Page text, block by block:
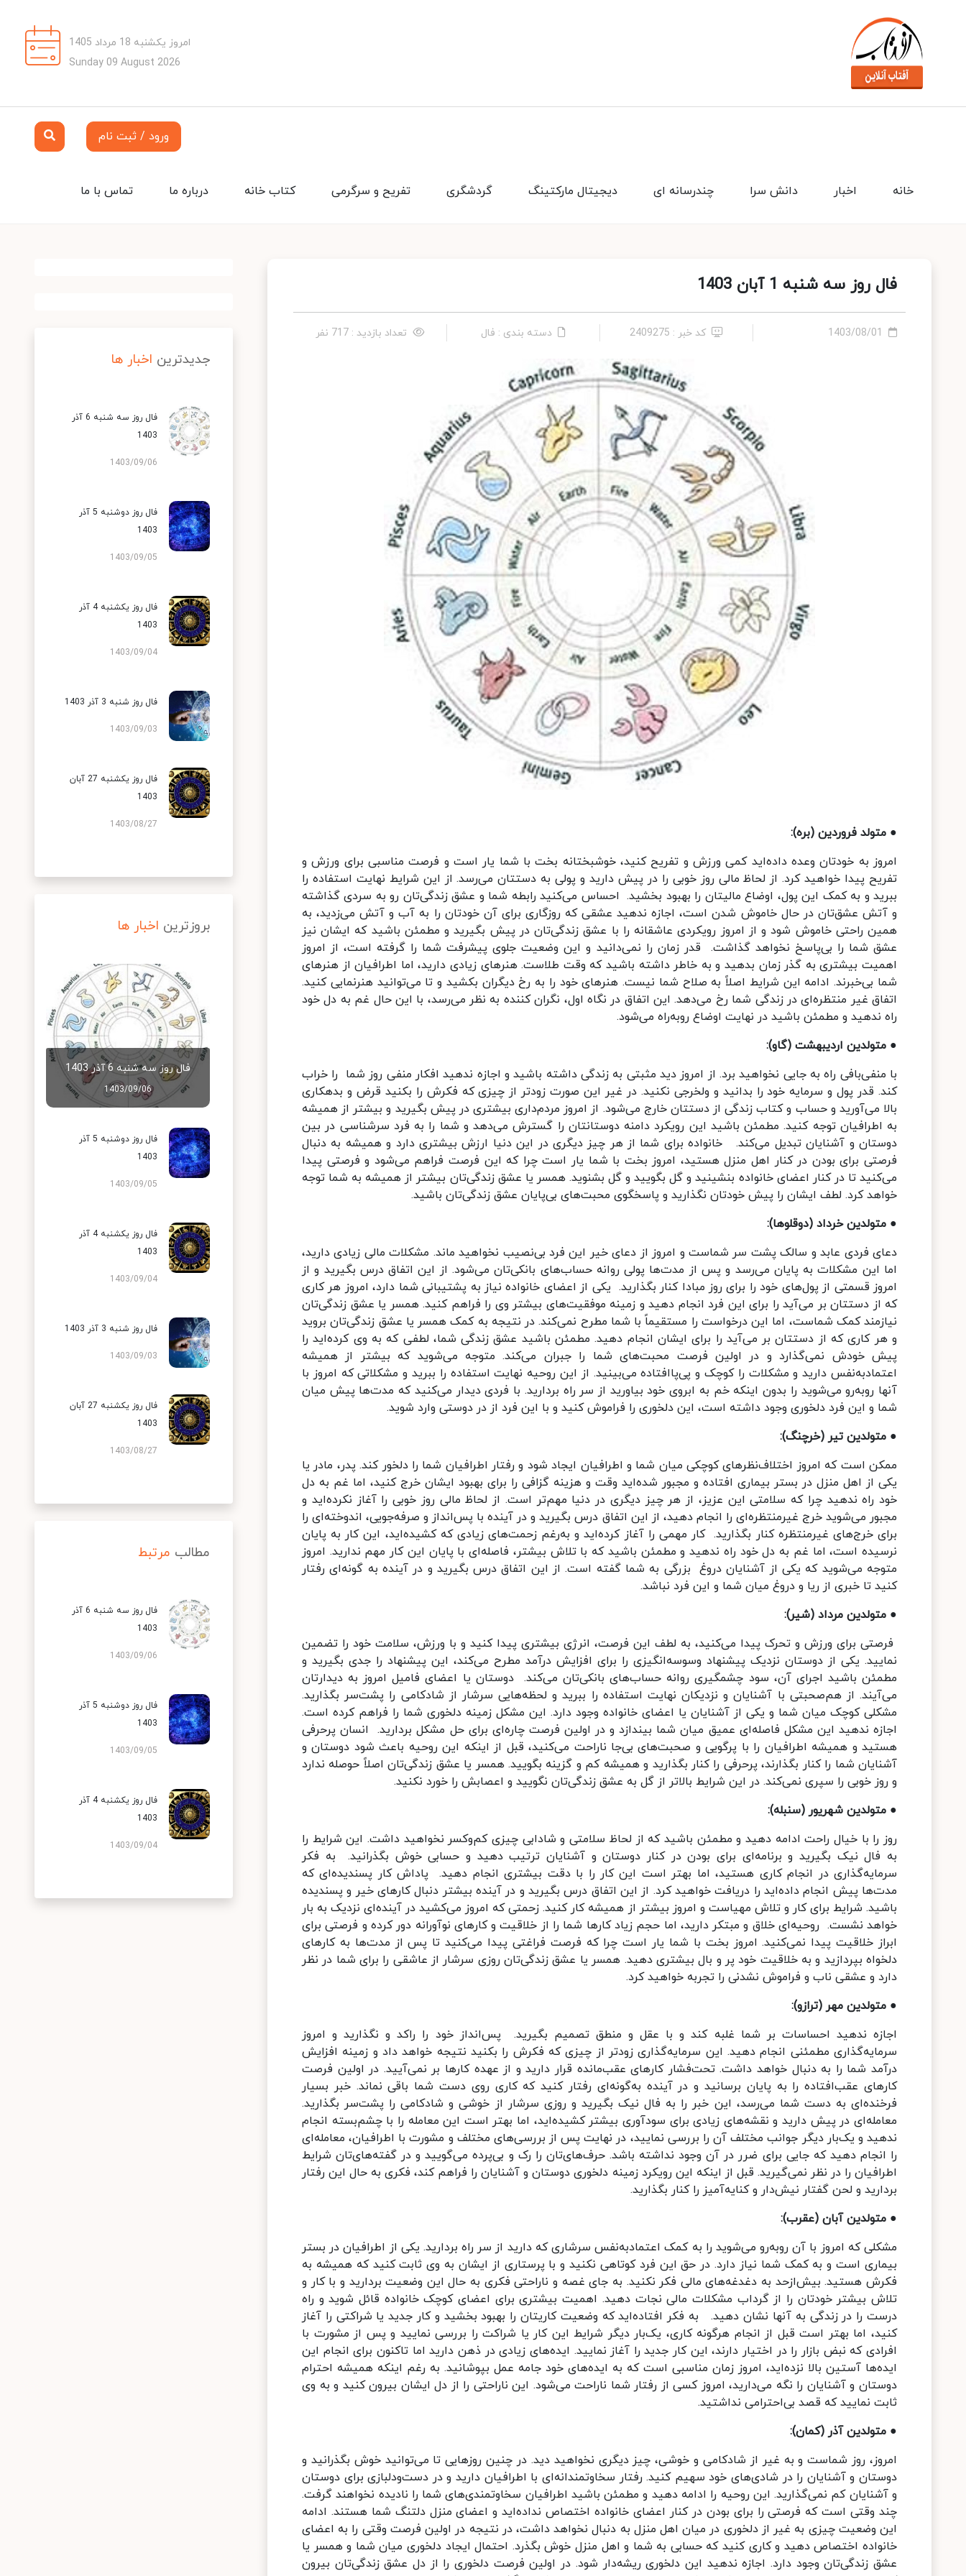
امروز یکشنبه 18 مرداد 1405
Sunday 09 August 2026
ورود / ثبت نام
تماس با ما درباره ما کتاب خانه تفریح و سرگرمی گردشگری دیجیتال مارکتینگ چندرسانه ای دانش سرا اخبار خانه
فال روز سه شنبه 1 آبان 1403
1403/08/01 کد خبر : 2409275 دسته بندی : فال تعداد بازدید : 717 نفر
● متولد فروردین (بره):
امروز به خودتان وعده داده‌اید کمی ورزش و تفریح کنید، خوشبختانه بخت با شما یار است و فرصت مناسبی برای ورزش و
تفریح پیدا خواهید کرد. از لحاظ مالی روز خوبی را در پیش دارید و پولی به دستتان می‌رسد. از این شرایط نهایت استفاده را
ببرید و به کمک این پول، اوضاع مالیتان را بهبود بخشید. احساس می‌‌کنید رابطه شما و عشق ‌زندگی‌تان رو به سردی گذاشته
و آتش عشق‌تان در حال خاموش شدن است، اجازه ندهید عشقی که روزگاری برای آن خودتان را به آب و آتش می‌زدید، به
همین راحتی خاموش شود و از امروز رویکردی عاشقانه را با عشق‌ زندگی‌تان در پیش بگیرید و مطمئن باشید که ایشان نیز
عشق شما را بی‌پاسخ نخواهد گذاشت. قدر زمان را نمی‌دانید و این وضعیت جلوی پیشرفت شما را گرفته است، از امروز
اهمیت بیشتری به گذر زمان بدهید و به خاطر داشته باشید که وقت طلاست. هنرهای زیادی دارید، اما اطرافیان از هنرهای
شما بی‌خبرند. ادامه این شرایط اصلاً به صلاح شما نیست. هنرهای خود را به رخ دیگران بکشید و تا می‌توانید هنرنمایی کنید.
اتفاق غیر منتظره‌ای در زندگی شما رخ می‌دهد. این اتفاق در نگاه اول، نگران کننده به نظر می‌رسد، با این حال غم به دل خود
راه ندهید و مطمئن باشید در نهایت اوضاع روبه‌راه می‌شود.
● متولدین اردیبهشت (گاو):
با منفی‌بافی راه به جایی نخواهید برد. از امروز دید مثبتی به زندگی داشته باشید و اجازه ندهید افکار منفی روز شما را خراب
کند. قدر پول و سرمایه‌ خود را بدانید و ولخرجی نکنید. در غیر این صورت زودتر از چیزی که فکرش را بکنید قرض و بدهکاری
بالا می‌آورید و حساب و کتاب زندگی از دستتان خارج می‌شود. از امروز مردم‌داری بیشتری در پیش بگیرید و بیشتر از همیشه
به اطرافیان توجه کنید. مطمئن باشید این رویکرد دامنه دوستانتان را گسترش می‌دهد و شما را به فرد سرشناسی در بین
دوستان و آشنایان تبدیل می‌کند. خانواده برای شما از هر چیز دیگری در این دنیا ارزش بیشتری دارد و همیشه به دنبال
فرصتی برای بودن در کنار اهل منزل هستید، امروز بخت با شما یار است چرا که این فرصت فراهم می‌شود و فرصتی پیدا
می‌کنید تا در کنار اعضای خانواده بنشینید و گل‌ بگویید و گل بشنوید. همسر یا عشق ‌زندگی‌تان بیشتر از همیشه به شما توجه
خواهد کرد. لطف ایشان را پیش خودتان نگذارید و پاسخگوی محبت‌های بی‌پایان عشق زندگی‌تان باشید.
● متولدین خرداد (دوقلوها):
دعای فردی عابد و سالک پشت‌ سر شماست و امروز از دعای خیر این فرد بی‌نصیب نخواهید ماند. مشکلات مالی زیادی دارید،
اما این مشکلات به پایان می‌رسد و پس از مدت‌ها پولی روانه حساب‌های بانکی‌تان می‌شود. از این اتفاق درس بگیرید و از
امروز قسمتی از پول‌های خود را برای روز مبادا کنار بگذارید. یکی از اعضای خانواده نیاز به پشتیبانی شما دارد، امروز هر کاری
که از دستتان بر می‌آید را برای این فرد انجام دهید و زمینه موفقیت‌های بیشتر وی را فراهم کنید. همسر یا عشق زندگی‌تان
نیازمند کمک شماست، اما این درخواست را مستقیماً با شما مطرح نمی‌کند. در نتیجه به کمک همسر یا عشق زندگی‌تان بروید
و هر کاری که از دستتان بر می‌آید را برای ایشان انجام دهید. مطمئن باشید عشق زندگی شما‌، لطفی که به وی کرده‌اید را
پیش خودش نمی‌گذارد و در اولین فرصت محبت‌های شما را جبران می‌کند. متوجه می‌شوید که بیشتر از همیشه
اعتماد‌به‌نفس دارید و مشکلات را کوچک‌ و پی‌پاافتاده می‌بینید. از این روحیه نهایت استفاده را ببرید و مشکلاتی که امروز با
آنها روبه‌رو می‌شوید را بدون اینکه خم به ابروی خود بیاورید از سر راه بردارید. با فردی دیدار می‌کنید که مدت‌ها پیش میان
شما و این فرد دلخوری وجود داشته است، این دلخوری را فراموش کنید و با این فرد از در دوستی وارد شوید.
● متولدین تیر (خرچنگ):
ممکن است که امروز اختلاف‌‌نظرهای کوچکی میان شما و اطرافیان ایجاد شود و رفتار اطرافیان شما را دلخور کند. پدر، مادر یا
یکی از اهل منزل در بستر بیماری افتاده و مجبور شده‌اید وقت و هزینه گزافی را برای بهبود ایشان خرج کنید، اما غم به دل
خود راه ندهید چرا که سلامتی این عزیز، از هر چیز دیگری در دنیا مهم‌تر است. از لحاظ مالی روز خوبی را آغاز نکرده‌اید و
مجبور می‌شوید خرج غیرمنتظره‌ای را انجام دهید، از این اتفاق درس بگیرید و در آینده با پس‌انداز و صرفه‌جویی، اندوخته‌ای را
برای خرج‌های غیرمنتظره کنار بگذارید. کار مهمی را آغاز کرده‌اید و به‌رغم زحمت‌های زیادی که کشیده‌اید، این کار به پایان
نرسیده است، اما غم به دل خود راه ندهید و مطمئن باشید که با تلاش بیشتر، فاصله‌ای با پایان این کار مهم ندارید. امروز
متوجه می‌شوید که یکی از آشنایان دروغ بزرگی به شما گفته ‌است. از این اتفاق درس بگیرید و در آینده به گونه‌ای رفتار
کنید تا خبری از ریا و دروغ میان شما و این فرد نباشد.
● متولدین مرداد (شیر):
فرصتی برای ورزش و تحرک پیدا می‌کنید، به لطف این فرصت، انرژی بیشتری پیدا کنید و با ورزش، سلامت خود را تضمین
نمایید. یکی از دوستان نزدیک پیشنهاد وسوسه‌‌انگیزی را برای افزایش درآمد مطرح می‌کند، این پیشنهاد را جدی بگیرید و
مطمئن باشید اجرای آن، سود چشمگیری روانه حساب‌های بانکی‌تان می‌کند. دوستان یا اعضای فامیل امروز به دیدارتان
می‌آیند. از هم‌‌صحبتی با آشنایان و نزدیکان نهایت استفاده را ببرید و لحظه‌هایی سرشار از شادکامی را پشت‌سر بگذارید.
مشکلی کوچک میان شما و یکی از آشنایان یا اعضای خانواده وجود دارد. این مشکل زمینه دلخوری شما را فراهم کرده است.
اجازه ندهید این مشکل فاصله‌ای عمیق میان شما بیندازد و در اولین فرصت چاره‌ای برای حل مشکل بردارید. انسان پرحرفی
هستید و همیشه اطرافیان را با پرگویی و صحبت‌های بی‌جا ناراحت می‌کنید، قبل از اینکه این روحیه باعث شود دوستان و
آشنایان شما را کنار بگذارند، پرحرفی را کنار بگذارید و همیشه کم و گزینه بگویید. همسر یا عشق زندگی‌تان اصلاً حوصله ندارد
و روز خوبی را سپری نمی‌کند. در این شرایط بالاتر از گل به عشق زندگی‌تان نگویید و اعصابش را خورد نکنید.
● متولدین شهریور (سنبله):
روز را با خیال راحت ادامه دهید و مطمئن باشید که از لحاظ سلامتی و شادابی چیزی کم‌وکسر نخواهید داشت. این شرایط را
به فال نیک بگیرید و برنامه‌‌ای برای بودن در کنار دوستان و آشنایان ترتیب دهید و حسابی خوش‌ بگذرانید. به فکر
سرمایه‌گذاری در انجام کاری هستید، اما بهتر است این کار را با دقت بیشتری انجام دهید. پاداش کار پسندیده‌ای که
مدت‌ها پیش انجام داده‌اید را دریافت خواهید کرد. از این اتفاق درس بگیرید و در آینده بیشتر دنبال کارهای خیر و پسندیده
باشید. شرایط برای کار و تلاش مهیاست و امروز بیشتر از همیشه کار کنید. زحمتی که امروز می‌کشید در آینده‌ای نزدیک به بار
خواهد نشست. روحیه‌ای خلاق و مبتکر دارید، اما حجم زیاد کارها شما را از خلاقیت و کارهای نوآورانه دور کرده و فرصتی برای
ابراز خلاقیت پیدا نمی‌کنید. امروز بخت با شما یار است چرا که فرصت فراغتی پیدا می‌کنید تا پس‌ از مدت‌ها به کارهای
دلخواه بپردازید و به خلاقیت خود پر و بال بیشتری دهید. همسر یا عشق ‌زندگی‌تان روزی سرشار از عاشقی را برای شما در نظر
دارد و عشقی ناب و فراموش نشدنی را تجربه خواهید کرد.
● متولدین مهر (ترازو):
اجازه ندهید احساسات بر شما غلبه کند و با عقل و منطق تصمیم بگیرید. پس‌انداز خود را راکد و نگذارید و امروز
سرمایه‌گذاری مطمئنی انجام دهید. این سرمایه‌گذاری زودتر از چیزی که فکرش را بکنید نتیجه خواهد داد و زمینه افزایش
درآمد شما را به دنبال خواهد داشت. تحت‌فشار کارهای عقب‌مانده قرار دارید و از عهده‌ کارها بر نمی‌آیید. در اولین فرصت
کارهای عقب‌افتاده را به پایان برسانید و در آینده به‌گونه‌ای رفتار کنید که کاری روی دست شما باقی نماند. خبر بسیار
فرخنده‌ای به دست شما می‌رسد، این خبر را به فال نیک بگیرید و روزی سرشار از خوشی و شادکامی را پشت‌سر بگذارید.
معامله‌ای در پیش دارید و نقشه‌های زیادی برای سودآوری بیشتر کشیده‌اید، اما بهتر است این معامله را با چشم‌بسته انجام
ندهید و یک‌بار دیگر جوانب مختلف آن را بررسی نمایید، در نهایت پس از بررسی‌های مختلف و مشورت با اطرافیان، معامله‌ای
را انجام دهید که جایی برای ضرر در آن وجود نداشته باشد. حرف‌های‌تان را رک و بی‌پرده می‌گویید و در گفته‌های‌تان شرایط
اطرافیان را در نظر نمی‌‌گیرید. قبل از اینکه این رویکرد زمینه دلخوری دوستان و آشنایان را فراهم کند، فکری به حال این رفتار
بردارید و لحن گفتار نیش‌دار و کنایه‌آمیز را کنار بگذارید.
● متولدین آبان (عقرب):
مشکلی که امروز با آن روبه‌رو می‌شوید را به کمک اعتماد‌به‌نفس سرشاری که دارید از سر راه بردارید. یکی از اطرافیان در بستر
بیماری است و به کمک شما نیاز دارد. در حق این فرد کوتاهی نکنید و با پرستاری از ایشان به وی ثابت کنید که همیشه به
فکرش هستید. بیش‌از‌حد به دغدغه‌‌های مالی فکر نکنید. به جای غصه و ناراحتی فکری به حال این وضعیت بردارید و با کار و
تلاش بیشتر خودتان را از گرداب مشکلات مالی نجات دهید. اهمیت بیشتری برای اعضای کوچک خانواده قائل شوید و راه
درست را در زندگی به آنها نشان دهید. به فکر افتاده‌اید که وضعیت کاریتان را بهبود بخشید و کار جدید یا شراکتی را آغاز
کنید، اما بهتر است قبل از انجام هرگونه کاری، یک‌بار دیگر شرایط این کار یا شراکت را بررسی نمایید و پس از مشورت با
افرادی که نبض بازار را در اختیار دارند، این کار جدید را آغاز نمایید. ایده‌های زیادی در ذهن دارید اما تاکنون برای انجام این
ایده‌ها آستین بالا نزد‌ه‌اید، امروز زمان مناسبی است که به ایده‌های خود جامه عمل بپوشانید. به رغم اینکه همیشه احترام
دوستان و آشنایان را نگه می‌دارید، امروز کسی از رفتار شما ناراحت می‌شود. این ناراحتی را از دل ایشان بیرون کنید و به وی
ثابت نمایید که قصد بی‌احترامی نداشتید.
● متولدین آذر (کمان):
امروز، روز شماست و به غیر از شادکامی و خوشی، چیز دیگری نخواهید دید. در چنین روزهایی تا می‌توانید خوش بگذرانید و
دوستان و آشنایان را در شادی‌های خود سهیم کنید. رفتار سخاوتمندانه‌‌ای با اطرافیان دارید و در دست‌و‌دلبازی برای دوستان
و آشنایان کم نمی‌گذارید. این روحیه را ادامه دهید و مطمئن باشید اطرافیان سخاوتمندی‌های شما را نادیده نخواهند گرفت.
چند وقتی است که فرصتی را برای بودن در کنار اعضای خانواده اختصاص نداده‌اید و اعضای منزل دلتنگ شما هستند. ادامه
این وضعیت چیزی به غیر از دلخوری در میان اهل منزل به دنبال نخواهد داشت، در نتیجه در اولین فرصت وقتی را به اعضای
خانواده اختصاص دهید و کاری کنید که حسابی به شما و اهل منزل خوش بگذرد. احتمال ایجاد دلخوری میان شما و همسر یا
عشق ‌زندگی‌تان وجود دارد. اجازه ندهید این دلخوری ریشه‌دار شود. در اولین فرصت دلخوری را از دل عشق زندگی‌تان بیرون
جدیدترین اخبار ها
فال روز سه شنبه 6 آذر
1403
1403/09/06
فال روز دوشنبه 5 آذر
1403
1403/09/05
فال روز یکشنبه 4 آذر
1403
1403/09/04
فال روز شنبه 3 آذر 1403
1403/09/03
فال روز یکشنبه 27 آبان
1403
1403/08/27
بروزترین اخبار ها
فال روز سه شنبه 6 آذر 1403
1403/09/06
فال روز دوشنبه 5 آذر
1403
1403/09/05
فال روز یکشنبه 4 آذر
1403
1403/09/04
فال روز شنبه 3 آذر 1403
1403/09/03
فال روز یکشنبه 27 آبان
1403
1403/08/27
مطالب مرتبط
فال روز سه شنبه 6 آذر
1403
1403/09/06
فال روز دوشنبه 5 آذر
1403
1403/09/05
فال روز یکشنبه 4 آذر
1403
1403/09/04